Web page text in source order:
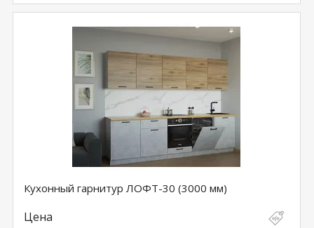
Кухонный гарнитур ЛОФТ-30 (3000 мм)
Цена